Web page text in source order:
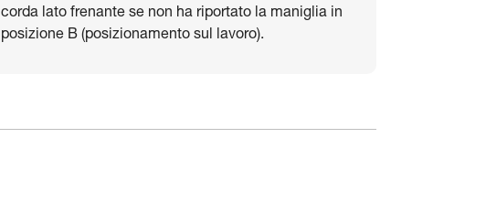
corda lato frenante se non ha riportato la maniglia in
posizione B (posizionamento sul lavoro).